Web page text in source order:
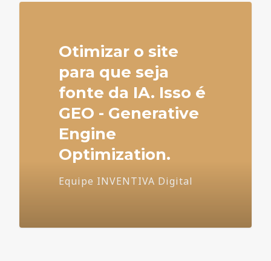
Otimizar o site
para que seja
fonte da IA. Isso é
GEO - Generative
Engine
Optimization.
Equipe INVENTIVA Digital